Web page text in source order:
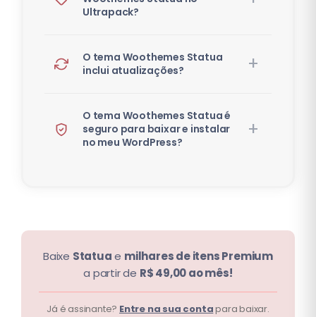
Ultrapack?
O tema Woothemes Statua
inclui atualizações?
O tema Woothemes Statua é
seguro para baixar e instalar
no meu WordPress?
Baixe Statuae milhares de itens Premium
a partir de R$ 49,00 ao mês!
Já é assinante? Entre na sua contapara baixar.